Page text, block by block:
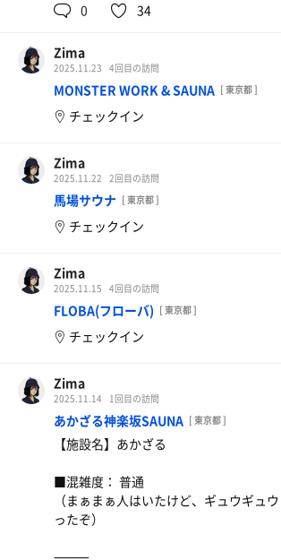
■外気浴／内気浴：
外気浴はインフィニティあって最高なん
水風呂から遠すぎて動線が終わってたぞ
ゃ寒かった！
⸻
■その他：
かったぞ。
⸻
サウナも水風呂も風呂も良かったし、コ
と思うぞ！
ただ動線と騒がしさは好み分かれっかも
まずはスタッフさんの注意事項説明。
👑 クマムシ長谷川さん登場！
胸アツ…！
最初に「なんで熱波師になったのか」の
これがまた面白い！
さすが芸人さん、空気支配力がえげつね
⸻
そしてついに
🔥🔥🔥アウフ開始🔥🔥🔥
アロマ水がストーンに落ちる音。
一気に立ち上がる熱気。
そして！！！流れ出すあの曲。
🎶 「あったかいんだからぁ〜」 🎶
気づいたらサ室全員大合唱。
長谷川さんは歌いながらタオルで熱波。
まさかのエンタメ×サウナ。
リリース日から毎日プレイしてる でぇ好
リープと、サウナの聖地・草加健康セン
って聞いてよ、オラもうワクワクすっぞ
電車とバス乗り継いで2時間かけて修行
んだ！
入り口にデカいカビゴンの暖簾がドーン
その瞬間、**来てよかったぁぁぁ！！**
ぞ！
⸻
■入口・受付：
下駄箱→鍵預けてロッカーキーもらう方
よくある大型スーパー銭湯タイプだな！
■脱衣所：
受付で渡された番号ロッカー使うぞ。
ちょっとだけ狭めだから、荷物多いやつ
自販機は脱衣所より外の方が種類が多い
0 34
Zima
2025.11.23 4回目の訪問
MONSTER WORK & SAUNA [ 東京都 ]
チェックイン
Zima
2025.11.22 2回目の訪問
馬場サウナ [ 東京都 ]
チェックイン
Zima
2025.11.15 4回目の訪問
FLOBA(フローバ) [ 東京都 ]
チェックイン
Zima
2025.11.14 1回目の訪問
あかざる神楽坂SAUNA [ 東京都 ]
【施設名】あかざる
■混雑度： 普通
（まぁまぁ人はいたけど、ギュウギュ
ったぞ）
⸻